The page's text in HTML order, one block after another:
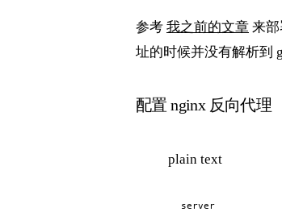
参考 我之前的文章 来部
址的时候并没有解析到
配置 nginx 反向代理
plain text
server